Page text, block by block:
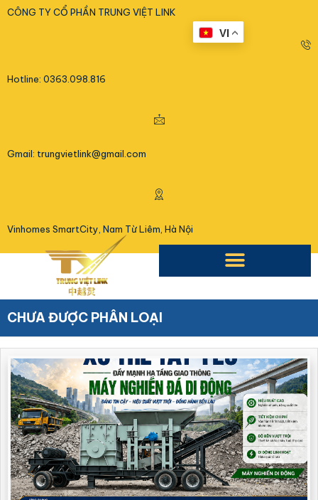
CÔNG TY CỔ PHẦN TRUNG VIỆT LINK
Hotline: 0363.098.816
Gmail: trungvietlink@gmail.com
Vinhomes SmartCity, Nam Từ Liêm, Hà Nội
CHƯA ĐƯỢC PHÂN LOẠI
VI